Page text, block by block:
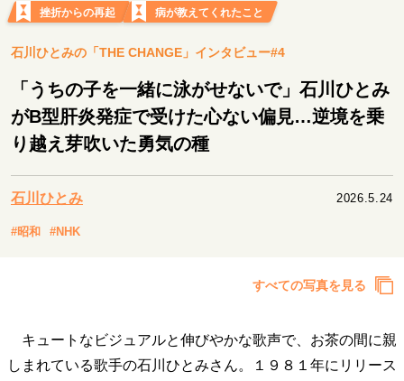
運命を変えた出会い 決断の裏側
挫折からの再起
表現者の葛藤
人生が動いた日 10代の挫折と原点
キャリア・働き方
セカンドキャリアの描き方
大人の学び直し
ファーストキャリアを拓く
夢を掴む選択
次世代へのバトン
挫折からの再起 病が教えてくれたこと
石川ひとみの「THE CHANGE」インタビュー#4
「うちの子を一緒に泳がせないで」石川ひとみ
がB型肝炎発症で受けた心ない偏見…逆境を乗
り越え芽吹いた勇気の種
石川ひとみ 2026.5.24
#昭和 #NHK
すべての写真を見る
キュートなビジュアルと伸びやかな歌声で、お茶の間に親
しまれている歌手の石川ひとみさん。１９８１年にリリース